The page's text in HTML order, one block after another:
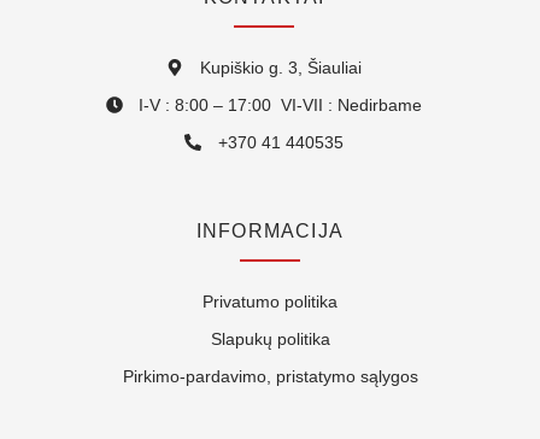
Kupiškio g. 3, Šiauliai
I-V : 8:00 – 17:00 VI-VII : Nedirbame
+370 41 440535
INFORMACIJA
Privatumo politika
Slapukų politika
Pirkimo-pardavimo, pristatymo sąlygos